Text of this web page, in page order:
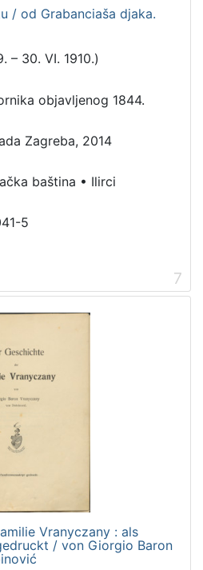
/ od Grabanciaša djaka.
– 30. VI. 1910.)
objavljenog 1844.
Zagreba, 2014
baština • Ilirci
5
7
Vranyczany : als
/ von Giorgio Baron